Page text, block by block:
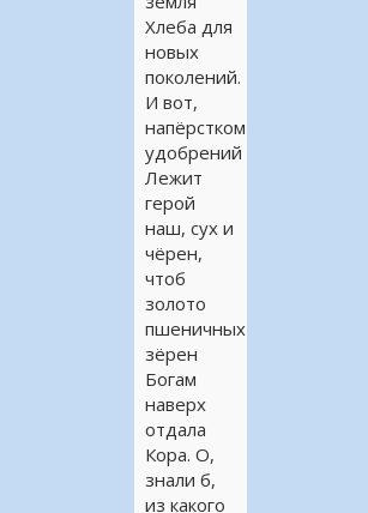
Хлеба для
новых
поколений.
И вот,
напёрстком
удобрений
Лежит
герой
наш, сух и
чёрен,
чтоб
золото
пшеничных
зёрен
Богам
наверх
отдала
Кора. О,
знали б,
из какого